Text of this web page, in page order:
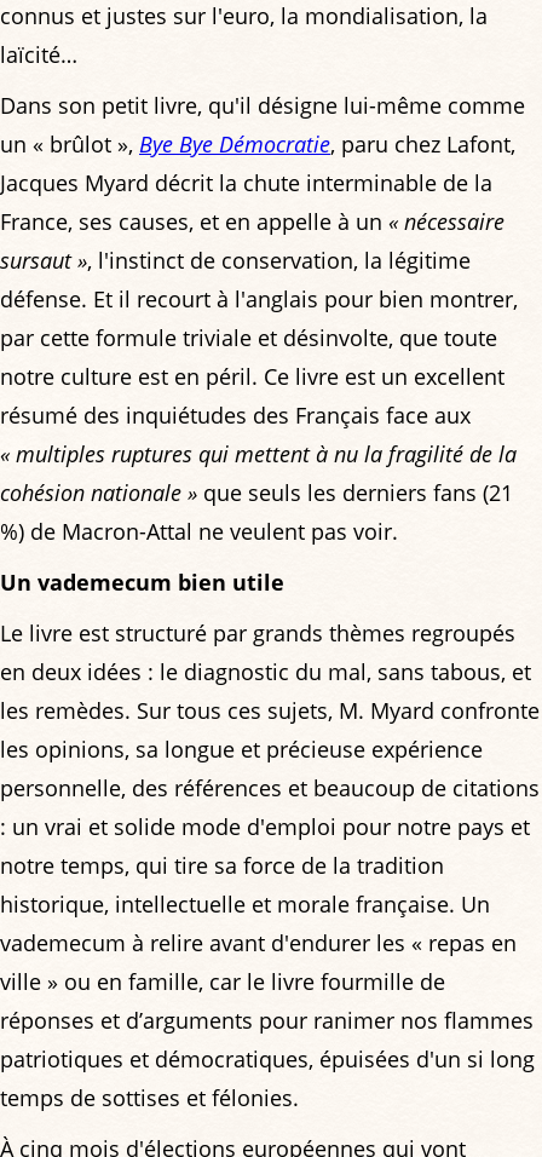
connus et justes sur l'euro, la mondialisation, la
laïcité…
Dans son petit livre, qu'il désigne lui-même comme
un « brûlot », Bye Bye Démocratie, paru chez Lafont,
Jacques Myard décrit la chute interminable de la
France, ses causes, et en appelle à un « nécessaire
sursaut », l'instinct de conservation, la légitime
défense. Et il recourt à l'anglais pour bien montrer,
par cette formule triviale et désinvolte, que toute
notre culture est en péril. Ce livre est un excellent
résumé des inquiétudes des Français face aux
« multiples ruptures qui mettent à nu la fragilité de la
cohésion nationale » que seuls les derniers fans (21
%) de Macron-Attal ne veulent pas voir.
Un vademecum bien utile
Le livre est structuré par grands thèmes regroupés
en deux idées : le diagnostic du mal, sans tabous, et
les remèdes. Sur tous ces sujets, M. Myard confronte
les opinions, sa longue et précieuse expérience
personnelle, des références et beaucoup de citations
: un vrai et solide mode d'emploi pour notre pays et
notre temps, qui tire sa force de la tradition
historique, intellectuelle et morale française. Un
vademecum à relire avant d'endurer les « repas en
ville » ou en famille, car le livre fourmille de
réponses et d’arguments pour ranimer nos flammes
patriotiques et démocratiques, épuisées d'un si long
temps de sottises et félonies.
À cinq mois d'élections européennes qui vont